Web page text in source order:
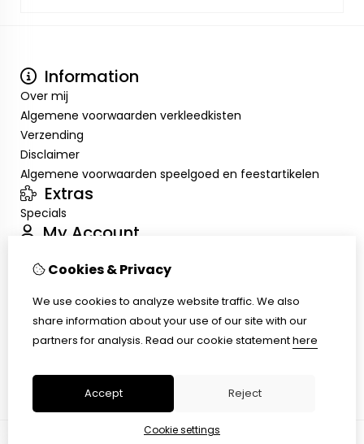
Information
Over mij
Algemene voorwaarden verkleedkisten
Verzending
Disclaimer
Algemene voorwaarden speelgoed en feestartikelen
Extras
Specials
My Account
Order History
Customer Service
Returns
Cookies & Privacy
We use cookies to analyze website traffic. We also
share information about your use of our site with our
partners for analysis. Read our cookie statementhere
Accept Reject
Cookie settings